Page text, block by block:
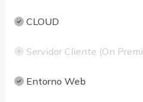
CLOUD
Servidor Cliente (On
Entorno Web